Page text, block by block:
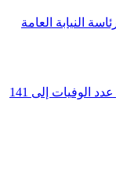
النيابة العامة
“أحداث سبتة ومليلية”.. تقديرات حقوقية ترفع عدد الوفيات إلى 141